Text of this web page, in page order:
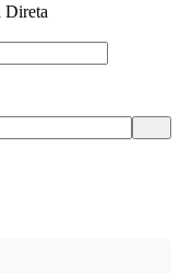
Direta